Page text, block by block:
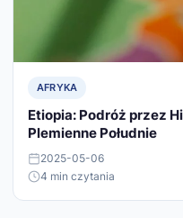
AFRYKA
Etiopia: Podróż przez
Plemienne Południe
2025-05-06
4 min czytania